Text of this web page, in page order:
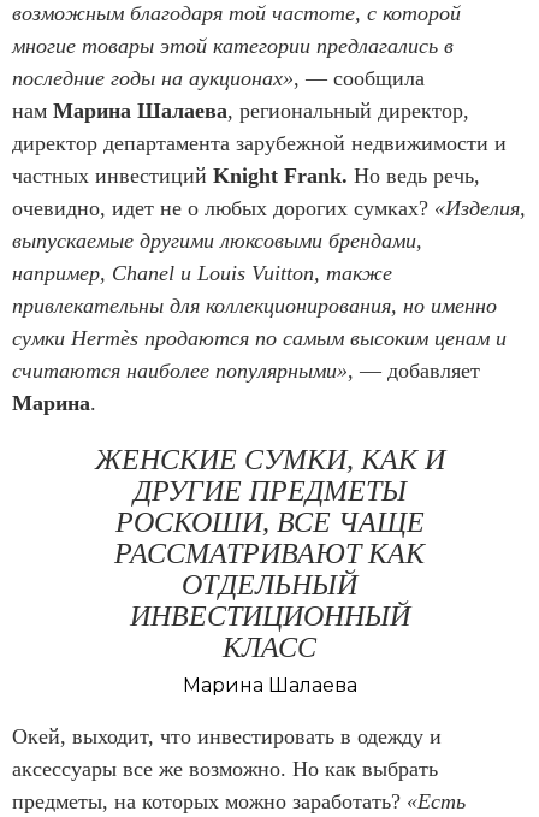
возможным благодаря той частоте, с которой
многие товары этой категории предлагались в
последние годы на аукционах», — сообщила
нам Марина Шалаева, региональный директор,
директор департамента зарубежной недвижимости и
частных инвестиций Knight Frank. Но ведь речь,
очевидно, идет не о любых дорогих сумках? «Изделия,
выпускаемые другими люксовыми брендами,
например, Chanel и Louis Vuitton, также
привлекательны для коллекционирования, но именно
сумки Hermès продаются по самым высоким ценам и
считаются наиболее популярными», — добавляет
Марина.
ЖЕНСКИЕ СУМКИ, КАК И
ДРУГИЕ ПРЕДМЕТЫ
РОСКОШИ, ВСЕ ЧАЩЕ
РАССМАТРИВАЮТ КАК
ОТДЕЛЬНЫЙ
ИНВЕСТИЦИОННЫЙ
КЛАСС
Марина Шалаева
Окей, выходит, что инвестировать в одежду и
аксессуары все же возможно. Но как выбрать
предметы, на которых можно заработать? «Есть